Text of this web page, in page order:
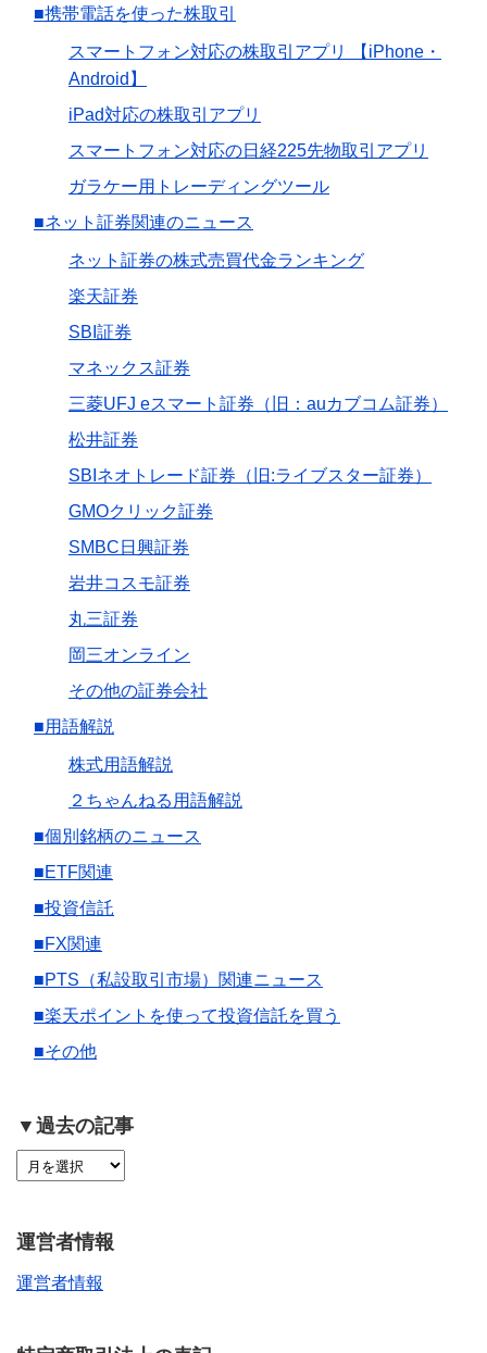
■携帯電話を使った株取引
スマートフォン対応の株取引アプリ 【iPhone・
Android】
iPad対応の株取引アプリ
スマートフォン対応の日経225先物取引アプリ
ガラケー用トレーディングツール
■ネット証券関連のニュース
ネット証券の株式売買代金ランキング
楽天証券
SBI証券
マネックス証券
三菱UFJ eスマート証券（旧：auカブコム証券）
松井証券
SBIネオトレード証券（旧:ライブスター証券）
GMOクリック証券
SMBC日興証券
岩井コスモ証券
丸三証券
岡三オンライン
その他の証券会社
■用語解説
株式用語解説
２ちゃんねる用語解説
■個別銘柄のニュース
■ETF関連
■投資信託
■FX関連
■PTS（私設取引市場）関連ニュース
■楽天ポイントを使って投資信託を買う
■その他
▼過去の記事
運営者情報
運営者情報